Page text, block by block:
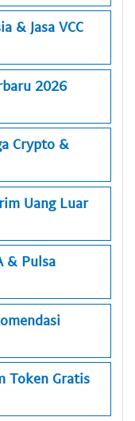
& Jasa VCC
2026
Crypto &
Uang Luar
& Pulsa
Token Gratis